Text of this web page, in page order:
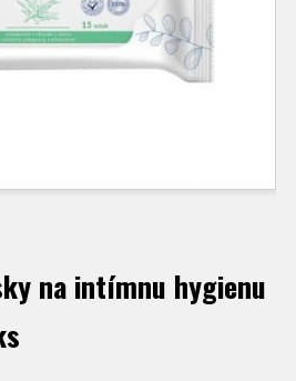
na intímnu hygienu